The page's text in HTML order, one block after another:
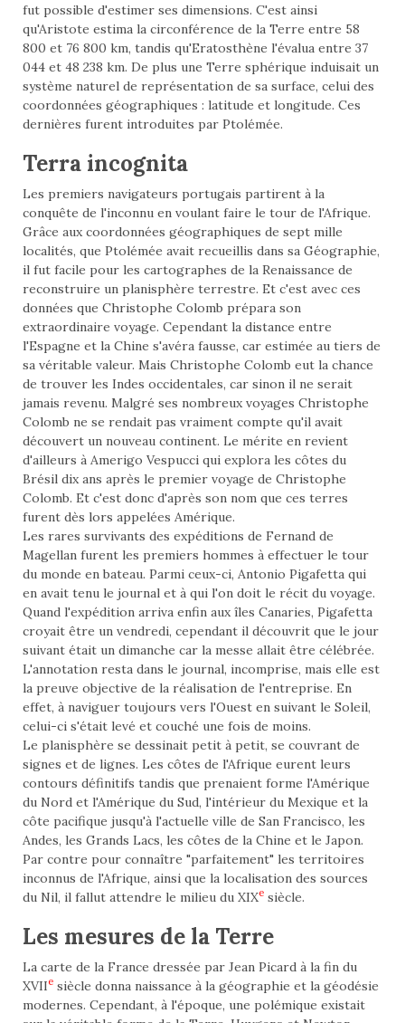
fut possible d'estimer ses dimensions. C'est ainsi
qu'Aristote estima la circonférence de la Terre entre 58
800 et 76 800 km, tandis qu'Eratosthène l'évalua entre 37
044 et 48 238 km. De plus une Terre sphérique induisait un
système naturel de représentation de sa surface, celui des
coordonnées géographiques : latitude et longitude. Ces
dernières furent introduites par Ptolémée.
Terra incognita
Les premiers navigateurs portugais partirent à la
conquête de l'inconnu en voulant faire le tour de l'Afrique.
Grâce aux coordonnées géographiques de sept mille
localités, que Ptolémée avait recueillis dans sa Géographie,
il fut facile pour les cartographes de la Renaissance de
reconstruire un planisphère terrestre. Et c'est avec ces
données que Christophe Colomb prépara son
extraordinaire voyage. Cependant la distance entre
l'Espagne et la Chine s'avéra fausse, car estimée au tiers de
sa véritable valeur. Mais Christophe Colomb eut la chance
de trouver les Indes occidentales, car sinon il ne serait
jamais revenu. Malgré ses nombreux voyages Christophe
Colomb ne se rendait pas vraiment compte qu'il avait
découvert un nouveau continent. Le mérite en revient
d'ailleurs à Amerigo Vespucci qui explora les côtes du
Brésil dix ans après le premier voyage de Christophe
Colomb. Et c'est donc d'après son nom que ces terres
furent dès lors appelées Amérique.
Les rares survivants des expéditions de Fernand de
Magellan furent les premiers hommes à effectuer le tour
du monde en bateau. Parmi ceux-ci, Antonio Pigafetta qui
en avait tenu le journal et à qui l'on doit le récit du voyage.
Quand l'expédition arriva enfin aux îles Canaries, Pigafetta
croyait être un vendredi, cependant il découvrit que le jour
suivant était un dimanche car la messe allait être célébrée.
L'annotation resta dans le journal, incomprise, mais elle est
la preuve objective de la réalisation de l'entreprise. En
effet, à naviguer toujours vers l'Ouest en suivant le Soleil,
celui-ci s'était levé et couché une fois de moins.
Le planisphère se dessinait petit à petit, se couvrant de
signes et de lignes. Les côtes de l'Afrique eurent leurs
contours définitifs tandis que prenaient forme l'Amérique
du Nord et l'Amérique du Sud, l'intérieur du Mexique et la
côte pacifique jusqu'à l'actuelle ville de San Francisco, les
Andes, les Grands Lacs, les côtes de la Chine et le Japon.
Par contre pour connaître "parfaitement" les territoires
inconnus de l'Afrique, ainsi que la localisation des sources
du Nil, il fallut attendre le milieu du XIXe siècle.
Les mesures de la Terre
La carte de la France dressée par Jean Picard à la fin du
XVIIe siècle donna naissance à la géographie et la géodésie
modernes. Cependant, à l'époque, une polémique existait